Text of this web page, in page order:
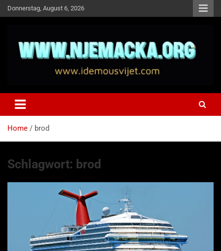
Skip
to
Donnerstag, August 6, 2026
Idemo u Svijet-Njemacka!
Home brod
Schlagwort: brod